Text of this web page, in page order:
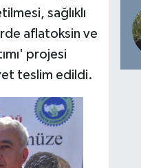
sağlıklı
aflatoksin ve
projesi
teslim edildi.